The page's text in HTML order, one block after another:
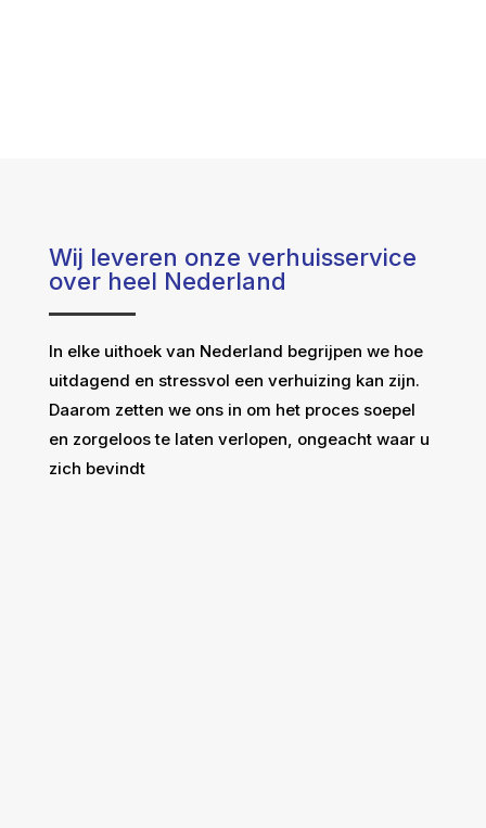
Wij leveren onze verhuisservice
over heel Nederland
In elke uithoek van Nederland begrijpen we hoe
uitdagend en stressvol een verhuizing kan zijn.
Daarom zetten we ons in om het proces soepel
en zorgeloos te laten verlopen, ongeacht waar u
zich bevindt